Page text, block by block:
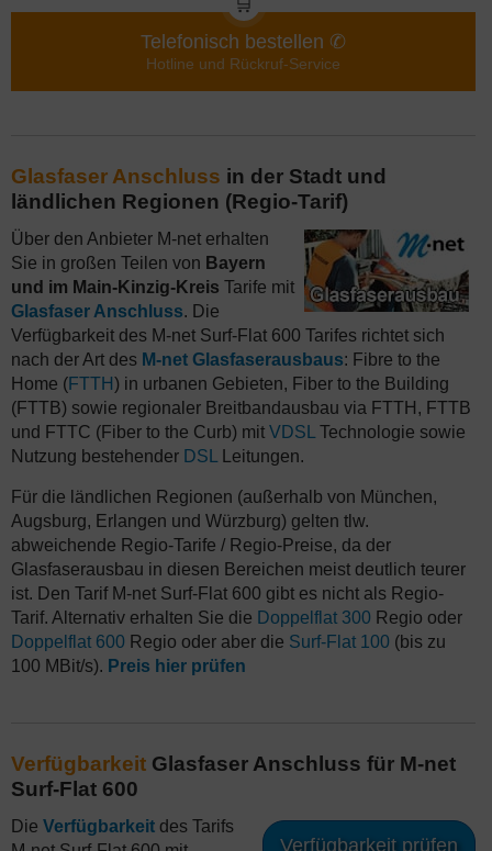
Telefonisch bestellen ✆
Hotline und Rückruf-Service
Glasfaser Anschluss in der Stadt und
ländlichen Regionen (Regio-Tarif)
Über den Anbieter M-net erhalten
Sie in großen Teilen von Bayern
und im Main-Kinzig-Kreis Tarife mit
Glasfaser Anschluss. Die
Verfügbarkeit des M-net Surf-Flat 600 Tarifes richtet sich
nach der Art des M-net Glasfaserausbaus: Fibre to the
Home (FTTH) in urbanen Gebieten, Fiber to the Building
(FTTB) sowie regionaler Breitbandausbau via FTTH, FTTB
und FTTC (Fiber to the Curb) mit VDSL
Technologie sowie
Nutzung bestehender DSL Leitungen.
Für die ländlichen Regionen (außerhalb von München,
Augsburg, Erlangen und Würzburg) gelten tlw.
abweichende Regio-Tarife / Regio-Preise, da der
Glasfaserausbau in diesen Bereichen meist deutlich teurer
ist. Den Tarif M-net Surf-Flat 600 gibt es nicht als Regio-
Tarif. Alternativ erhalten Sie die Doppelflat 300 Regio oder
Doppelflat 600 Regio oder aber die Surf-Flat 100 (bis zu
100 MBit/s). Preis hier prüfen
Verfügbarkeit Glasfaser Anschluss für M-net
Surf-Flat 600
Verfügbarkeit prüfen
Die Verfügbarkeit des Tarifs